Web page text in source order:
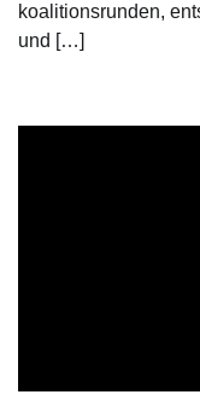
koalitionsrunden,
und […]